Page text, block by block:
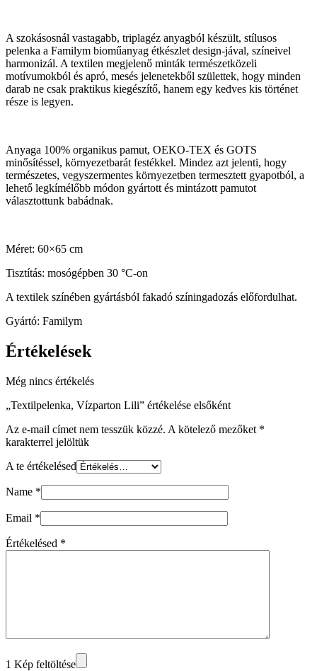
A szokásosnál vastagabb, triplagéz anyagból készült, stílusos
pelenka a Familym bioműanyag étkészlet design-jával, színeivel
harmonizál. A textilen megjelenő minták természetközeli
motívumokból és apró, mesés jelenetekből születtek, hogy minden
darab ne csak praktikus kiegészítő, hanem egy kedves kis történet
része is legyen.
Anyaga 100% organikus pamut, OEKO-TEX és GOTS
minősítéssel, környezetbarát festékkel. Mindez azt jelenti, hogy
természetes, vegyszermentes környezetben termesztett gyapotból, a
lehető legkímélőbb módon gyártott és mintázott pamutot
választottunk babádnak.
Méret: 60×65 cm
Tisztítás: mosógépben 30 °C-on
A textilek színében gyártásból fakadó színingadozás előfordulhat.
Gyártó: Familym
Értékelések
Még nincs értékelés
„Textilpelenka, Vízparton Lili” értékelése elsőként
Az e-mail címet nem tesszük közzé. A kötelező mezőket *
karakterrel jelöltük
A te értékelésed
Name *
Email *
Értékelésed *
1 Kép feltöltése